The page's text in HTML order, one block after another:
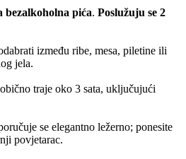
bezalkoholna pića. Poslužuju se 2
između ribe, mesa, piletine ili
jela.
traje oko 3 sata, uključujući
se elegantno ležerno; ponesite
povjetarac.